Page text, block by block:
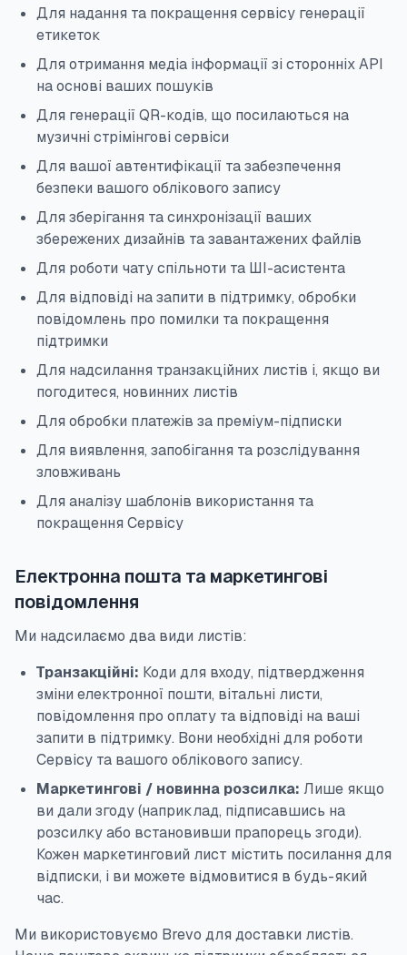
Для надання та покращення сервісу генерації
етикеток
Для отримання медіа інформації зі сторонніх API
на основі ваших пошуків
Для генерації QR-кодів, що посилаються на
музичні стрімінгові сервіси
Для вашої автентифікації та забезпечення
безпеки вашого облікового запису
Для зберігання та синхронізації ваших
збережених дизайнів та завантажених файлів
Для роботи чату спільноти та ШІ-асистента
Для відповіді на запити в підтримку, обробки
повідомлень про помилки та покращення
підтримки
Для надсилання транзакційних листів і, якщо ви
погодитеся, новинних листів
Для обробки платежів за преміум-підписки
Для виявлення, запобігання та розслідування
зловживань
Для аналізу шаблонів використання та
покращення Сервісу
Електронна пошта та маркетингові
повідомлення
Ми надсилаємо два види листів:
Транзакційні: Коди для входу, підтвердження
зміни електронної пошти, вітальні листи,
повідомлення про оплату та відповіді на ваші
запити в підтримку. Вони необхідні для роботи
Сервісу та вашого облікового запису.
Маркетингові / новинна розсилка: Лише якщо
ви дали згоду (наприклад, підписавшись на
розсилку або встановивши прапорець згоди).
Кожен маркетинговий лист містить посилання для
відписки, і ви можете відмовитися в будь-який
час.
Ми використовуємо Brevo для доставки листів.